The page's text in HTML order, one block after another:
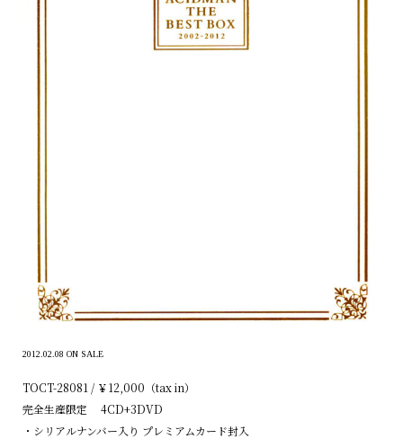
2012.02.08 ON SALE
TOCT-28081 / ￥12,000（tax in）
完全生産限定 4CD+3DVD
・シリアルナンバー入り プレミアムカード封入